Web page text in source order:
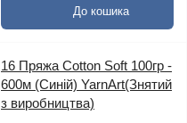
До кошика
16 Пряжа Cotton Soft 100гр -
600м (Синій) YarnArt(Знятий
з виробництва)